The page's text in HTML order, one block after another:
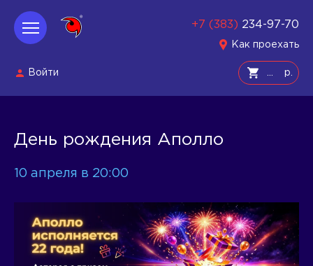
+7 (383) 234-97-70
Как проехать
Войти р.
День рождения Аполло
10 апреля в 20:00